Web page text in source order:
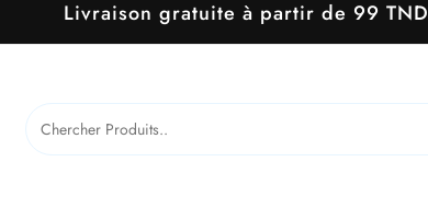
Livraison gratuite à partir de 99 TND